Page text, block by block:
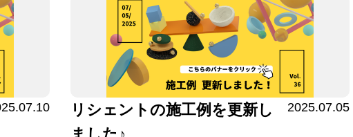
リシェントの施工例を更新し
2025.07.05